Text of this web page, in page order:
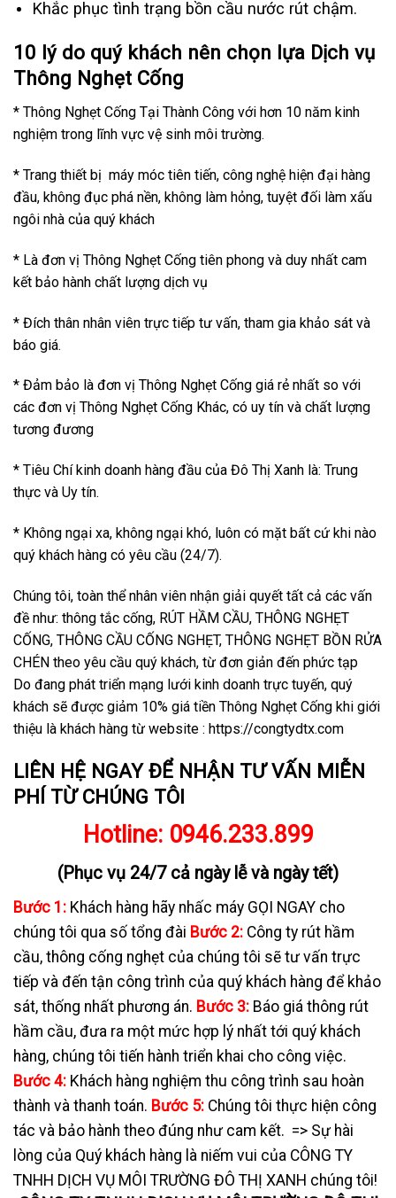
Khắc phục tình trạng bồn cầu nước rút chậm.
10 lý do quý khách nên chọn lựa Dịch vụ
Thông Nghẹt Cống
* Thông Nghẹt Cống Tại Thành Công với hơn 10 năm kinh
nghiệm trong lĩnh vực vệ sinh môi trường.
* Trang thiết bị máy móc tiên tiến, công nghệ hiện đại hàng
đầu, không đục phá nền, không làm hỏng, tuyệt đối làm xấu
ngôi nhà của quý khách
* Là đơn vị Thông Nghẹt Cống tiên phong và duy nhất cam
kết bảo hành chất lượng dịch vụ
* Đích thân nhân viên trực tiếp tư vấn, tham gia khảo sát và
báo giá.
* Đảm bảo là đơn vị Thông Nghẹt Cống giá rẻ nhất so với
các đơn vị Thông Nghẹt Cống Khác, có uy tín và chất lượng
tương đương
* Tiêu Chí kinh doanh hàng đầu của Đô Thị Xanh là: Trung
thực và Uy tín.
* Không ngại xa, không ngại khó, luôn có mặt bất cứ khi nào
quý khách hàng có yêu cầu (24/7).
Chúng tôi, toàn thể nhân viên nhận giải quyết tất cả các vấn
đề như: thông tắc cống, RÚT HẦM CẦU, THÔNG NGHẸT
CỐNG, THÔNG CẦU CỐNG NGHẸT, THÔNG NGHẸT BỒN RỬA
CHÉN theo yêu cầu quý khách, từ đơn giản đến phức tạp
Do đang phát triển mạng lưới kinh doanh trực tuyến, quý
khách sẽ được giảm 10% giá tiền Thông Nghẹt Cống khi giới
thiệu là khách hàng từ website : https://congtydtx.com
LIÊN HỆ NGAY ĐỂ NHẬN TƯ VẤN MIỄN
PHÍ TỪ CHÚNG TÔI
Hotline: 0946.233.899
(Phục vụ 24/7 cả ngày lễ và ngày tết)
Bước 1: Khách hàng hãy nhấc máy GỌI NGAY cho
chúng tôi qua số tổng đài Bước 2: Công ty rút hầm
cầu, thông cống nghẹt của chúng tôi sẽ tư vấn trực
tiếp và đến tận công trình của quý khách hàng để khảo
sát, thống nhất phương án. Bước 3: Báo giá thông rút
hầm cầu, đưa ra một mức hợp lý nhất tới quý khách
hàng, chúng tôi tiến hành triển khai cho công việc.
Bước 4: Khách hàng nghiệm thu công trình sau hoàn
thành và thanh toán. Bước 5: Chúng tôi thực hiện công
tác và bảo hành theo đúng như cam kết. => Sự hài
lòng của Quý khách hàng là niếm vui của CÔNG TY
TNHH DỊCH VỤ MÔI TRƯỜNG ĐÔ THỊ XANH chúng tôi!